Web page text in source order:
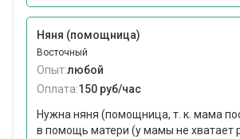
Няня (помощница)
Восточный
Опыт:любой
Оплата:150 руб/час
Нужна няня (помощница, т. к. мама
в помощь матери (у мамы не хватает